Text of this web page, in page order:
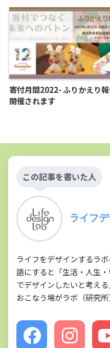
寄付月間2022- ふりかえり
開催されます
この記事を書いた人
ライフ
ライフをデザインするラ
語にすると「生活・人生
でデザインしたいと考え
おこなう場がラボ（研究所